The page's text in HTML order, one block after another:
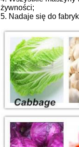
żywności;
5. Nadaje się do